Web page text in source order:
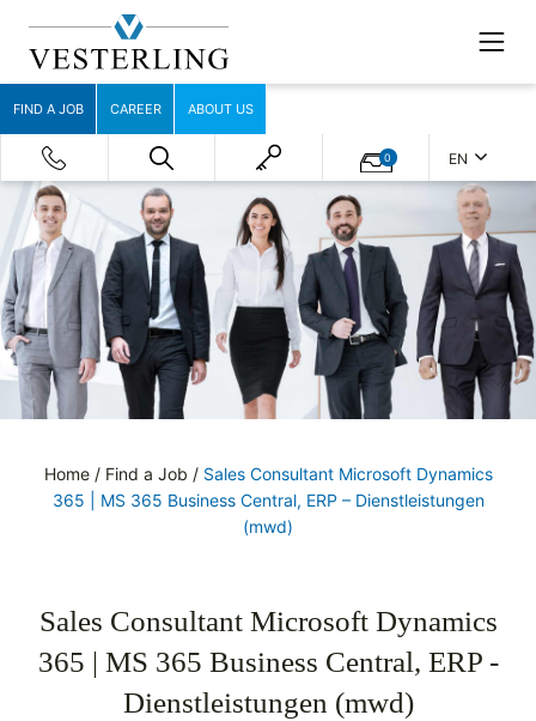
FIND A JOB CAREER ABOUT US
0 EN
Home/ Find a Job / Sales Consultant Microsoft Dynamics
365 | MS 365 Business Central, ERP – Dienstleistungen
(mwd)
Sales Consultant Microsoft Dynamics
365 | MS 365 Business Central, ERP -
Dienstleistungen (mwd)